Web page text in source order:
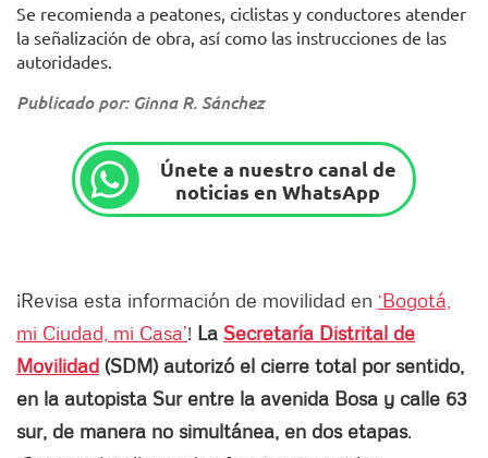
Se recomienda a peatones, ciclistas y conductores atender
la señalización de obra, así como las instrucciones de las
autoridades.
Publicado por: Ginna R. Sánchez
Únete a nuestro canal de
noticias en WhatsApp
¡Revisa esta información de movilidad en ‘Bogotá,
mi Ciudad, mi Casa’! La Secretaría Distrital de
Movilidad (SDM) autorizó el cierre total por sentido,
en la autopista Sur entre la avenida Bosa y calle 63
sur, de manera no simultánea, en dos etapas.